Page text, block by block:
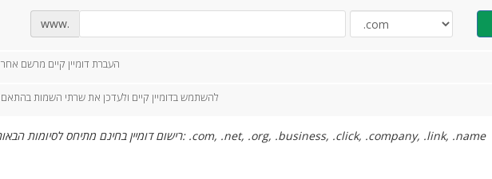
www.
העברת דומיין קיים מרשם אחר
להשתמש בדומיין קיים ולעדכן את שרתי השמות בהתאם
רישום דומיין בחינם מתיחס לסיומות הבאות בלבד: .com, .net, .org, .business, .click, .company, .link, .name